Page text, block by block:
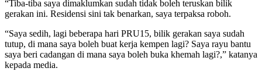
“Tiba-tiba saya dimaklumkan sudah tidak boleh teruskan bilik
gerakan ini. Residensi sini tak benarkan, saya terpaksa roboh.
“Saya sedih, lagi beberapa hari PRU15, bilik gerakan saya sudah
tutup, di mana saya boleh buat kerja kempen lagi? Saya rayu bantu
saya beri cadangan di mana saya boleh buka khemah lagi?,” katanya
kepada media.